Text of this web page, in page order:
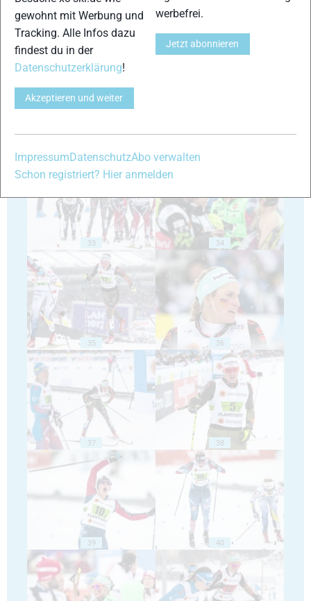
30
33 34
35 36
37 38
39 40
gewohnt mit Werbung und
Tracking. Alle Infos dazu
findest du in der
Datenschutzerklärung!
Akzeptieren und weiter
werbefrei.
Jetzt abonnieren
ImpressumDatenschutzAbo verwalten
Schon registriert? Hier anmelden